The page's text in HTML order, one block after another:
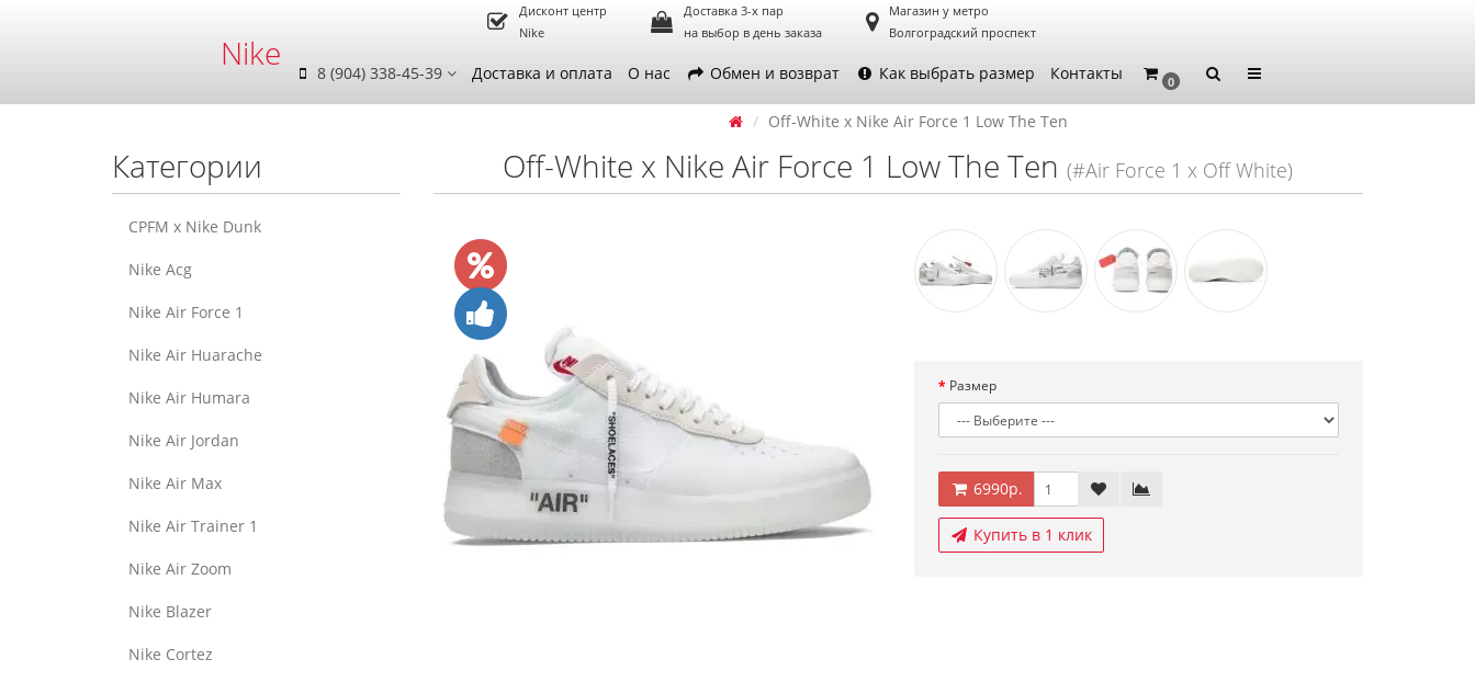
Nike
Дисконт центр
Nike
Доставка 3-х пар
на выбор в день заказа
Магазин у метро
Волгоградский проспект
8 (904) 338-45-39 Доставка и оплата О нас Обмен и возврат Как выбрать размер Контакты 0
Категории
CPFM x Nike Dunk
Nike Acg
Nike Air Force 1
Nike Air Huarache
Nike Air Humara
Nike Air Jordan
Nike Air Max
Nike Air Trainer 1
Nike Air Zoom
Nike Blazer
Nike Cortez
Off-White x Nike Air Force 1 Low The Ten
Off-White x Nike Air Force 1 Low The Ten (#Air Force 1 x Off White)
Размер
6990р.
Купить в 1 клик